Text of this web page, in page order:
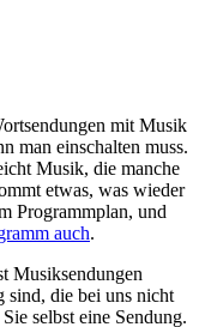
mit Musik
man einschalten muss.
Musik, die manche
etwas, was wieder
Programmplan, und
auch.
Musiksendungen
sind, die bei uns nicht
selbst eine Sendung.